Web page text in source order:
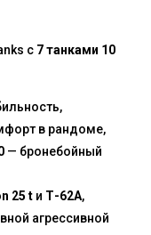
с 7 танками 10
в рандоме,
— бронебойный
25 t и Т-62А,
агрессивной